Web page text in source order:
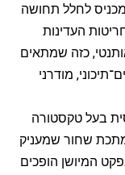
לחלל תחושה
העדינות
כזה שמתאים
מודרני
בעל טקסטורה
שחור שמעניק
המיושן הופכים